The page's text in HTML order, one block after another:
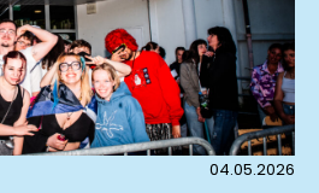
04.05.2026